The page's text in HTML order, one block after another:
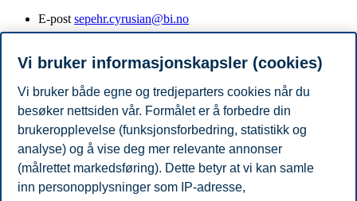
E-post sepehr.cyrusian@bi.no
Personvern Cookies Tilgjengelighetserklæring Disclaimer
Campus:
OsloBergenTrondheimStavanger
© 2026 Handelshøyskolen BI
Vi bruker informasjonskapsler (cookies)
Vi bruker både egne og tredjeparters cookies når du
besøker nettsiden vår. Formålet er å forbedre din
brukeropplevelse (funksjonsforbedring, statistikk og
analyse) og å vise deg mer relevante annonser
(målrettet markedsføring). Dette betyr at vi kan samle
inn personopplysninger som IP-adresse,